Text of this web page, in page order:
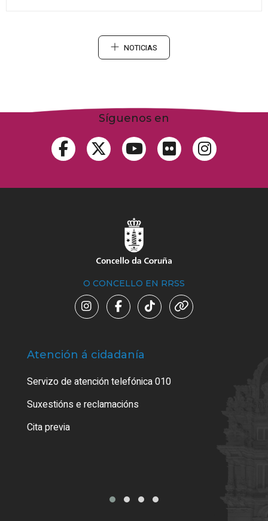
NOTICIAS
Síguenos en
O CONCELLO EN RRSS
Atención á cidadanía
Servizo de atención telefónica 010
Suxestións e reclamacións
Cita previa